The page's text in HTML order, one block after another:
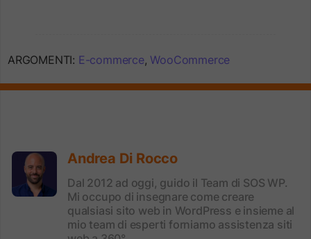
ARGOMENTI: E-commerce, WooCommerce
Andrea Di Rocco
Dal 2012 ad oggi, guido il Team di SOS WP.
Mi occupo di insegnare come creare
qualsiasi sito web in WordPress e insieme al
mio team di esperti forniamo assistenza siti